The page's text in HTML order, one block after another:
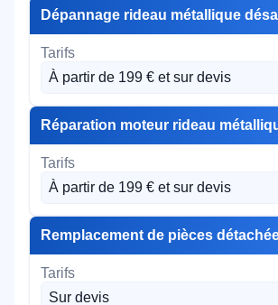
Dépannage rideau métallique
À partir de 199 € et sur devis
Réparation moteur rideau
À partir de 199 € et sur devis
Remplacement de pièces
Sur devis